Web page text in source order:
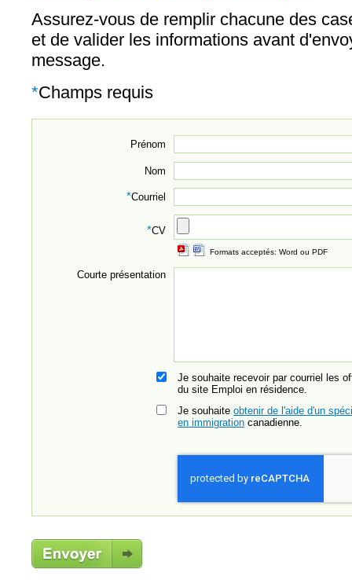
Assurez-vous de remplir chacune des
et de valider les informations avant
message.
*Champs requis
Prénom
Nom
*Courriel
*CV
Formats acceptés: Word ou PDF
Courte présentation
Je souhaite recevoir par courriel les
du site Emploi en résidence.
Je souhaite obtenir de l'aide d'un
en immigration canadienne.